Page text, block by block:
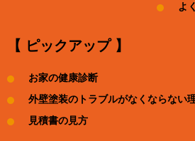
よ
【 ピックアップ 】
お家の健康診断
外壁塗装のトラブルがなくならない
見積書の見方